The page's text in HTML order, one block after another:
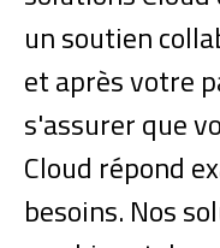
un soutien
et après votre
s'assurer que
Cloud répond
besoins. Nos